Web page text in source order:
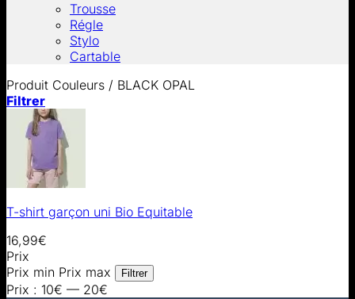
Trousse
Régle
Stylo
Cartable
Produit Couleurs / BLACK OPAL
Filtrer
T-shirt garçon uni Bio Equitable
16,99€
Prix
Prix min Prix max Filtrer
Prix : 10€ — 20€